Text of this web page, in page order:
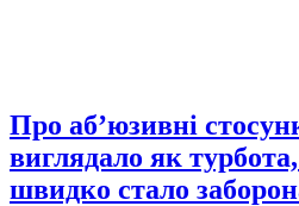
Про аб’юзивні
виглядало як
швидко стало